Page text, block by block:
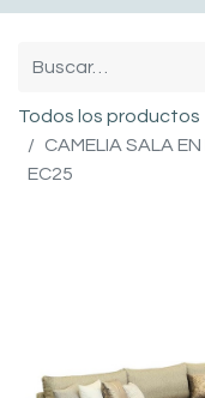
Todos los productos
CAMELIA SALA
EC25